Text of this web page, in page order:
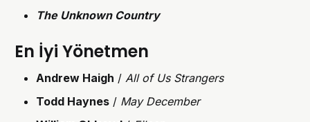
The Unknown Country
En İyi Yönetmen
Andrew Haigh /All of Us Strangers
Todd Haynes / May December